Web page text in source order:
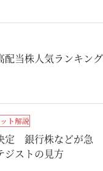
配当株人気ランキング
ト解説
定 銀行株などが急
ストの見方